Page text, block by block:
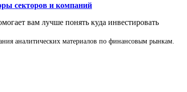
секторов и компаний
вам лучше понять куда инвестировать
аналитических материалов по финансовым рынкам.